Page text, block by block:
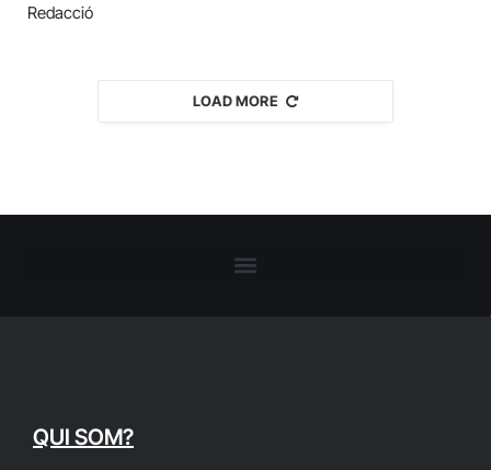
Redacció
LOAD MORE
QUI SOM?